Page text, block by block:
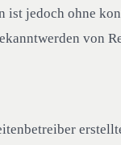
ist jedoch ohne
von